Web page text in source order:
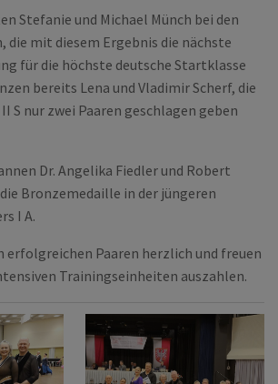
Stefanie und Michael Münch bei den
die mit diesem Ergebnis die nächste
für die höchste deutsche Startklasse
bereits Lena und Vladimir Scherf, die
S nur zwei Paaren geschlagen geben
Dr. Angelika Fiedler und Robert
Bronzemedaille in der jüngeren
I A.
erfolgreichen Paaren herzlich und freuen
Trainingseinheiten auszahlen.